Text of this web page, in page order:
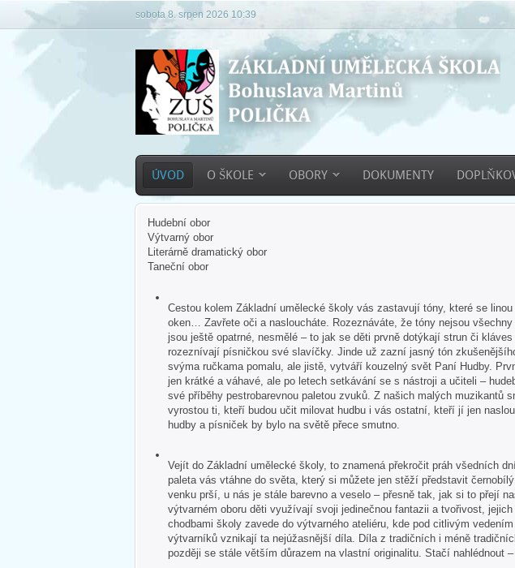
sobota 8. srpen 2026 10:39
ÚVOD O ŠKOLE OBORY DOKUMENTY
Hudební obor
Výtvarný obor
Literárně dramatický obor
Taneční obor
Cestou kolem Základní umělecké školy vás zastavují tóny, které se
oken… Zavřete oči a nasloucháte. Rozeznáváte, že tóny nejsou
jsou ještě opatrné, nesmělé – to jak se děti prvně dotýkají strun či kláves
rozeznívají písničkou své slavíčky. Jinde už zazní jasný tón
svýma ručkama pomalu, ale jistě, vytváří kouzelný svět Paní Hudby.
jen krátké a váhavé, ale po letech setkávání se s nástroji a učiteli –
své příběhy pestrobarevnou paletou zvuků. Z našich malých muzikantů
vyrostou ti, kteří budou učit milovat hudbu i vás ostatní, kteří jí jen
hudby a písniček by bylo na světě přece smutno.
Vejít do Základní umělecké školy, to znamená překročit práh všedních
paleta vás vtáhne do světa, který si můžete jen stěží představit
venku prší, u nás je stále barevno a veselo – přesně tak, jak si to přejí
výtvarném oboru děti využívají svoji jedinečnou fantazii a tvořivost, jejich
chodbami školy zavede do výtvarného ateliéru, kde pod citlivým
výtvarníků vznikají ta nejúžasnější díla. Díla z tradičních i méně
později se stále větším důrazem na vlastní originalitu. Stačí nahlédnout